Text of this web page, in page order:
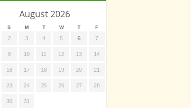
August 2026
S M T W T F
2 3 4 5 6 7
9 10 11 12 13 14
16 17 18 19 20 21
23 24 25 26 27 28
30
31